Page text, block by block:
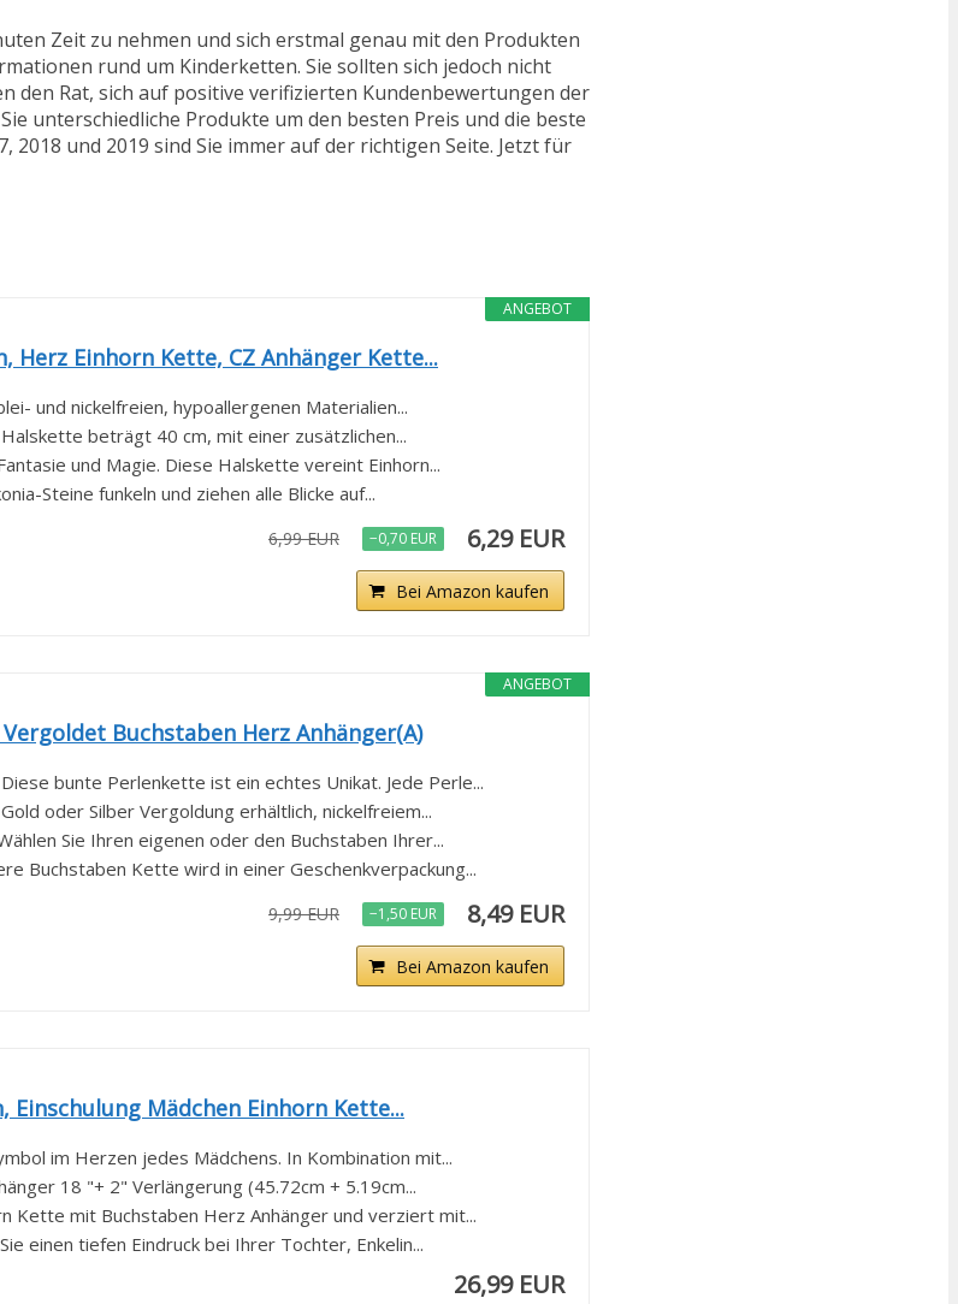
Zeit zu nehmen und sich erstmal genau mit den Produkten
rund um Kinderketten. Sie sollten sich jedoch nicht
den Rat, sich auf positive verifizierten Kundenbewertungen der
unterschiedliche Produkte um den besten Preis und die beste
und 2019 sind Sie immer auf der richtigen Seite. Jetzt für
ANGEBOT
Herz Einhorn Kette, CZ Anhänger Kette...
und nickelfreien, hypoallergenen Materialien...
beträgt 40 cm, mit einer zusätzlichen...
und Magie. Diese Halskette vereint Einhorn...
Steine ​​funkeln und ziehen alle Blicke auf...
6,99 EUR −0,70 EUR 6,29 EUR
Bei Amazon kaufen
ANGEBOT
Buchstaben Herz Anhänger(A)
bunte Perlenkette ist ein echtes Unikat. Jede Perle...
oder Silber Vergoldung erhältlich, nickelfreiem...
Sie Ihren eigenen oder den Buchstaben Ihrer...
Buchstaben Kette wird in einer Geschenkverpackung...
9,99 EUR −1,50 EUR 8,49 EUR
Bei Amazon kaufen
Einschulung Mädchen Einhorn Kette...
im Herzen jedes Mädchens. In Kombination mit...
18 "+ 2" Verlängerung (45.72cm + 5.19cm...
Kette mit Buchstaben Herz Anhänger und verziert mit...
einen tiefen Eindruck bei Ihrer Tochter, Enkelin...
26,99 EUR